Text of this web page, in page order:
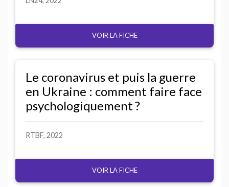
VOIR LA FICHE
Le coronavirus et puis la guerre
en Ukraine : comment faire face
psychologiquement?
RTBF, 2022
VOIR LA FICHE